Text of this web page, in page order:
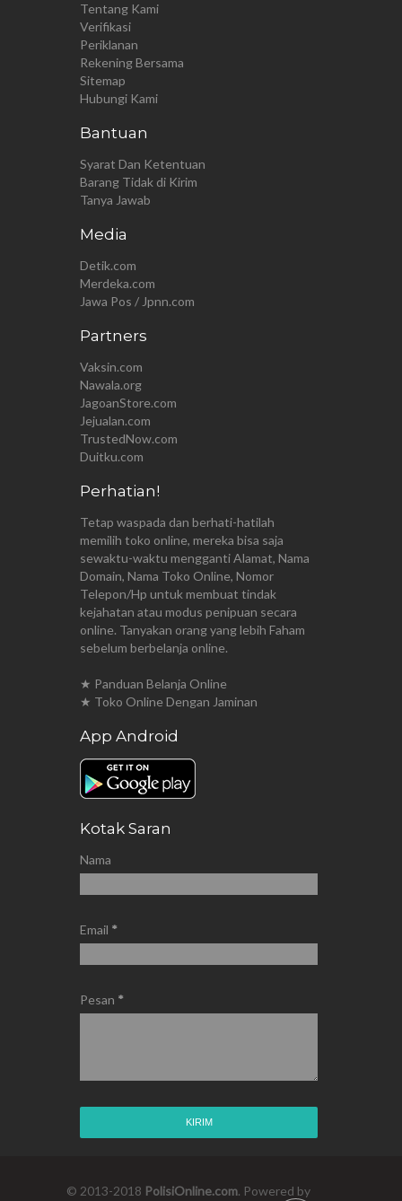
Tentang Kami
Verifikasi
Periklanan
Rekening Bersama
Sitemap
Hubungi Kami
Bantuan
Syarat Dan Ketentuan
Barang Tidak di Kirim
Tanya Jawab
Media
Detik.com
Merdeka.com
Jawa Pos / Jpnn.com
Partners
Vaksin.com
Nawala.org
JagoanStore.com
Jejualan.com
TrustedNow.com
Duitku.com
Perhatian!
Tetap waspada dan berhati-hatilah
memilih toko online, mereka bisa saja
sewaktu-waktu mengganti Alamat, Nama
Domain, Nama Toko Online, Nomor
Telepon/Hp untuk membuat tindak
kejahatan atau modus penipuan secara
online. Tanyakan orang yang lebih Faham
sebelum berbelanja online.
★ Panduan Belanja Online
★ Toko Online Dengan Jaminan
App Android
Kotak Saran
Nama
Email *
Pesan *
© 2013-2018 PolisiOnline.com. Powered by